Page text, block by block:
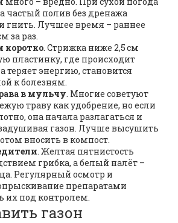
частый полив без дренажа
гнить. Лучшее время – раннее
за раз.
коротко. Стрижка ниже 2,5 см
пластинку, где происходит
теряет энергию, становится
к болезням.
в мульчу. Многие советуют
траву как удобрение, но если
она начала разлагаться и
газон. Лучше высушить
вносить в компост.
. Желтая пятнистость
грибка, а белый налёт –
Регулярный осмотр и
препаратами
их под контролем.
газон